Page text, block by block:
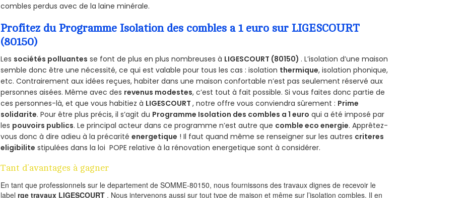
combles perdus avec de la laine minérale.
Profitez du Programme Isolation des combles a 1 euro sur LIGESCOURT
(80150)
Les sociétés polluantes se font de plus en plus nombreuses à LIGESCOURT (80150) . L’isolation d’une maison
semble donc être une nécessité, ce qui est valable pour tous les cas : isolation thermique, isolation phonique,
etc. Contrairement aux idées reçues, habiter dans une maison confortable n’est pas seulement réservé aux
personnes aisées. Même avec des revenus modestes, c’est tout à fait possible. Si vous faites donc partie de
ces personnes-là, et que vous habitiez à LIGESCOURT, notre offre vous conviendra sûrement : Prime
solidarite. Pour être plus précis, il s’agit du Programme Isolation des combles a 1 euro qui a été imposé par
les pouvoirs publics. Le principal acteur dans ce programme n’est autre que comble eco energie. Apprêtez-
vous donc à dire adieu à la précaritéenergetique ! Il faut quand même se renseigner sur les autres criteres
eligibilite stipulées dans la loi POPE relative à la rénovation energetique sont à considérer.
Tant d’avantages à gagner
En tant que professionnels sur le departement de SOMME-80150, nous fournissons des travaux dignes de recevoir le
labelrge travaux LIGESCOURT . Nous intervenons aussi sur tout type de maison et même sur l’isolation combles. Il en